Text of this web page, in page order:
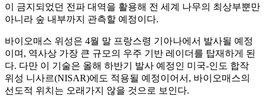
이 금지되었던 전파 대역을 활용해 전 세계 나무의 최상부뿐만
아니라 숲 내부까지 관측할 예정이다.
바이오매스 위성은 4월 말 프랑스령 기아나에서 발사될 예정
이며, 역사상 가장 큰 규모의 우주 기반 레이더를 탑재하게 된
다. 다만 이 기술은 올해 하반기 발사 예정인 미국-인도 합작
위성 니사르(NISAR)에도 적용될 예정이어서, 바이오매스의
선도적 위치는 오래가지 않을 것으로 보인다.